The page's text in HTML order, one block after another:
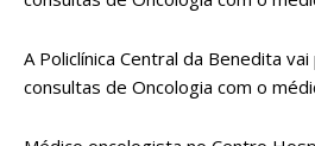
A Policlínica Central da Benedita
consultas de Oncologia com o